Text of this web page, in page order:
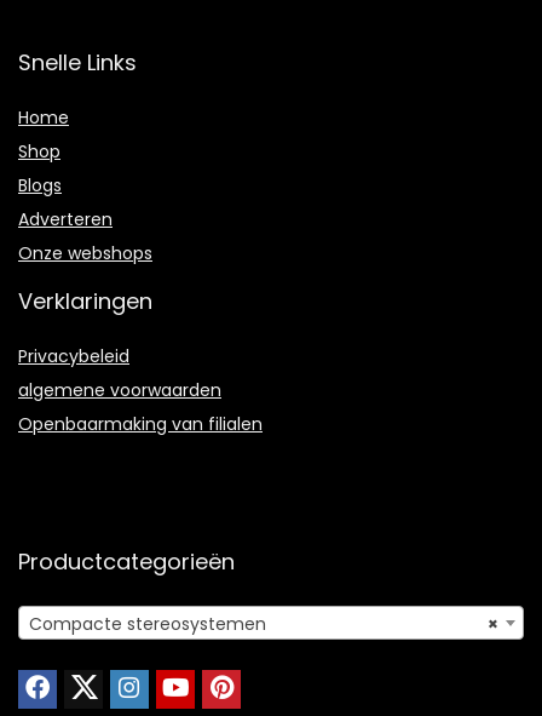
Snelle Links
Home
Shop
Blogs
Adverteren
Onze webshops
Verklaringen
Privacybeleid
algemene voorwaarden
Openbaarmaking van filialen
Productcategorieën
×
Compacte stereosystemen